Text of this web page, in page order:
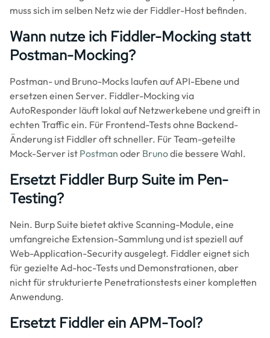
muss sich im selben Netz wie der Fiddler-Host befinden.
Wann nutze ich Fiddler-Mocking statt
Postman-Mocking?
Postman- und Bruno-Mocks laufen auf API-Ebene und
ersetzen einen Server. Fiddler-Mocking via
AutoResponder läuft lokal auf Netzwerkebene und greift in
echten Traffic ein. Für Frontend-Tests ohne Backend-
Änderung ist Fiddler oft schneller. Für Team-geteilte
Mock-Server ist Postman oder Brunodie bessere Wahl.
Ersetzt Fiddler Burp Suite im Pen-
Testing?
Nein. Burp Suite bietet aktive Scanning-Module, eine
umfangreiche Extension-Sammlung und ist speziell auf
Web-Application-Security ausgelegt. Fiddler eignet sich
für gezielte Ad-hoc-Tests und Demonstrationen, aber
nicht für strukturierte Penetrationstests einer kompletten
Anwendung.
Ersetzt Fiddler ein APM-Tool?